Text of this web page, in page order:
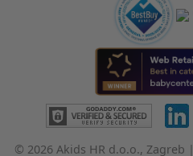
© 2026 Akids HR d.o.o., Zagreb |